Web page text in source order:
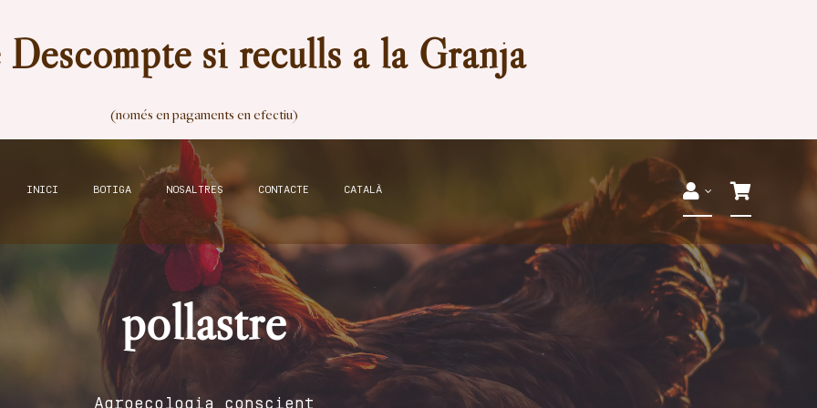
Descompte si reculls a la Granja
(només en pagaments en efectiu)
INICI BOTIGA NOSALTRES CONTACTE CATALÀ
pollastre